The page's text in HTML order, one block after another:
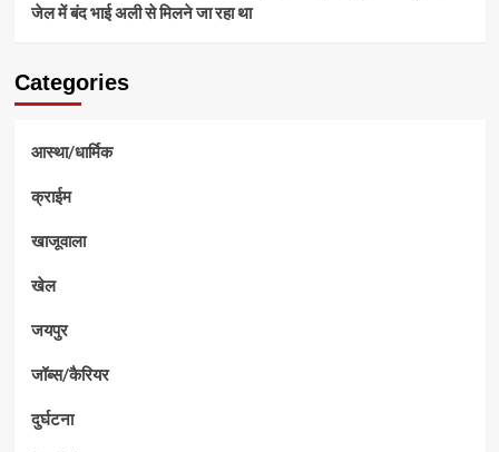
जेल में बंद भाई अली से मिलने जा रहा था
Categories
आस्था/धार्मिक
क्राईम
खाजूवाला
खेल
जयपुर
जॉब्स/कैरियर
दुर्घटना